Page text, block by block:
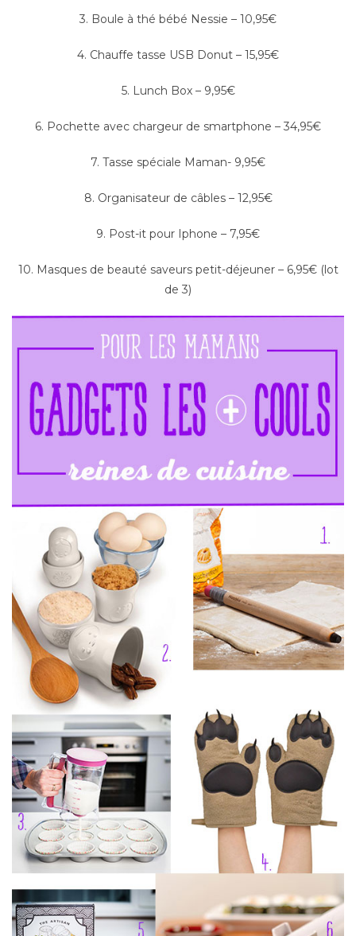
3. Boule à thé bébé Nessie – 10,95€
4. Chauffe tasse USB Donut – 15,95€
5. Lunch Box – 9,95€
6. Pochette avec chargeur de smartphone – 34,95€
7. Tasse spéciale Maman- 9,95€
8. Organisateur de câbles – 12,95€
9. Post-it pour Iphone – 7,95€
10. Masques de beauté saveurs petit-déjeuner – 6,95€ (lot
de 3)